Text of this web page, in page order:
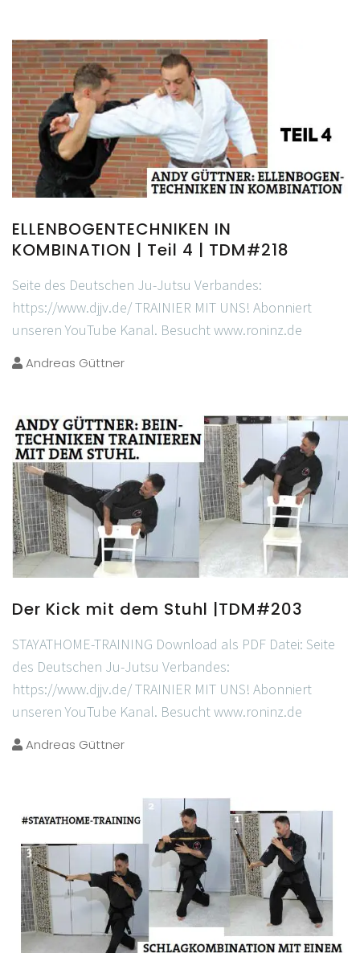
ELLENBOGENTECHNIKEN IN
KOMBINATION | Teil 4 | TDM#218
Seite des Deutschen Ju-Jutsu Verbandes:
https://www.djjv.de/ TRAINIER MIT UNS! Abonniert
unseren YouTube Kanal. Besucht www.roninz.de
Andreas Güttner
Der Kick mit dem Stuhl |TDM#203
STAYATHOME-TRAINING Download als PDF Datei: Seite
des Deutschen Ju-Jutsu Verbandes:
https://www.djjv.de/ TRAINIER MIT UNS! Abonniert
unseren YouTube Kanal. Besucht www.roninz.de
Andreas Güttner